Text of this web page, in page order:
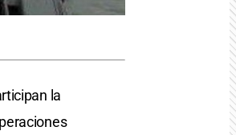
la